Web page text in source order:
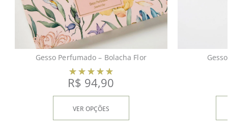
Gesso Perfumado – Bolacha Flor
R$ 94,90
VER OPÇÕES